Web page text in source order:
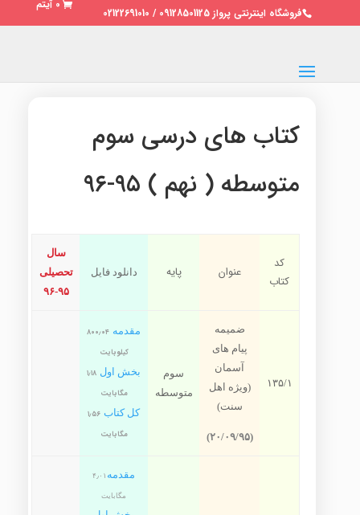
فروشگاه اینترنتی پرواز 09128501125 / 02122691010
0 آیتم
کتاب های درسی سوم
متوسطه ( نهم ) ۹۵-۹۶
کد
کتاب
عنوان پایه دانلود فایل
سال
تحصیلی
۹۵-۹۶
۱۳۵/۱
ضمیمه
پیام های
آسمان
(ویژه اهل
سنت)
(۲۰/۰۹/۹۵)
سوم
متوسطه
مقدمه ۸۰۰٫۰۴
کیلوبایت
بخش اول ۱٫۱۸
مگابایت
کل کتاب ۱٫۵۶
مگابایت
مقدمه ۴٫۰۱
مگابایت